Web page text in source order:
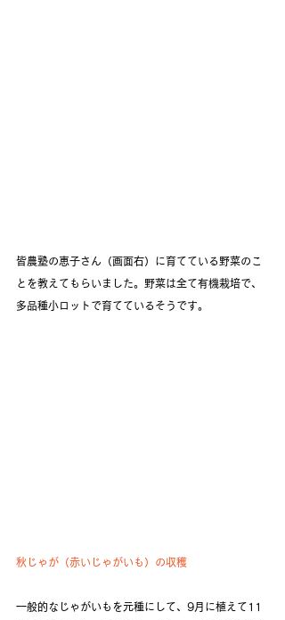
皆農塾の恵子さん（画面右）に育てている野菜のこ
とを教えてもらいました。野菜は全て有機栽培で、
多品種小ロットで育てているそうです。
秋じゃが（赤いじゃがいも）の収穫
一般的なじゃがいもを元種にして、9月に植えて11